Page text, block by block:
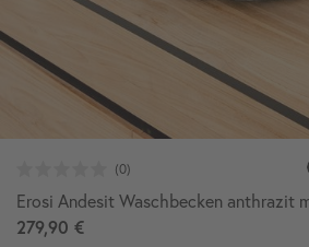
Erosi Andesit Waschbecken anthrazit
279,90 €